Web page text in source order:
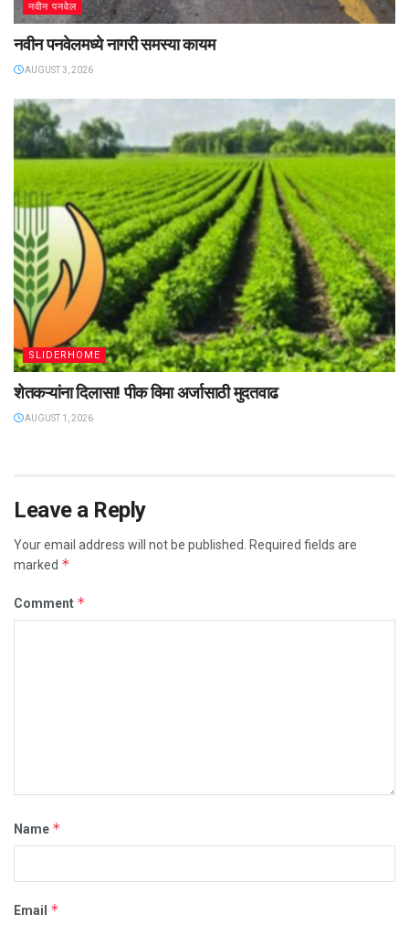
नवीन पनवेल
नवीन पनवेलमध्ये नागरी समस्या कायम
AUGUST 3, 2026
SLIDERHOME
शेतकऱ्यांना दिलासा! पीक विमा अर्जासाठी मुदतवाढ
AUGUST 1, 2026
Leave a Reply
Your email address will not be published.
Required fields are
marked *
Comment *
Name *
Email *